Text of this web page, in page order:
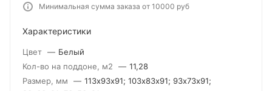
Минимальная сумма заказа от 10000 руб
Характеристики
Цвет — Белый
Кол-во на поддоне, м2
— 11,28
Размер, мм
— 113х93х91; 103х83х91; 93х73х91;